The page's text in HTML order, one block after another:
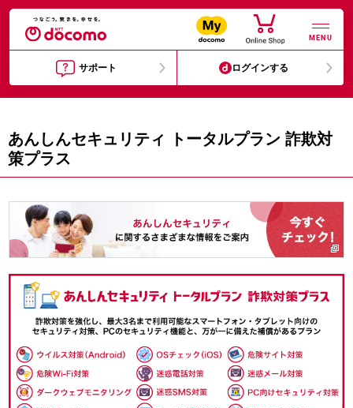
MENU
サポート ログインする
あんしんセキュリティ トータルプラン 詐欺対
策プラス